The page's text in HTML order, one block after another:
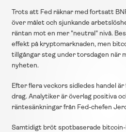
Trots att Fed räknar med fortsatt
över målet och sjunkande
räntan mot en mer "neutral" nivå.
effekt på kryptomarknaden, men
tillgångar steg under torsdagen när
nyheten.
Efter flera veckors sidledes handel
drag. Analytiker är överlag positiva
räntesänkningar från Fed-chefen
Samtidigt bröt spotbaserade bitcoin-